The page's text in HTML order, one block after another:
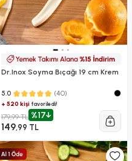
Dr.Inox Soyma Bıçağı 19 cm Krem
5.0 (40)
+ 520 kişifavoriledi!
179,99 TL %17
149,99 TL